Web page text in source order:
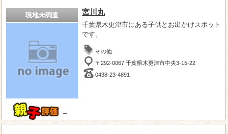
現地未調査
－
宮川丸
千葉県木更津市にある子供とお出かけスポット
です。
その他
〒292-0067 千葉県木更津市中央3-15-22
0438-23-4891